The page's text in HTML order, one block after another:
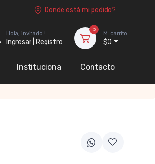
Donde está mi pedido?
Hola, invitado !
Ingresar | Registro
0
Mi carrito
$0
Institucional Contacto